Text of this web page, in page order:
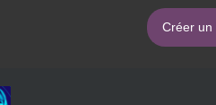
Créer un